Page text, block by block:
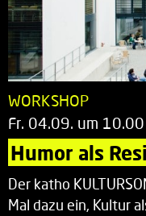
WORKSHOP
Fr. 04.09. um
Humor als
Der katho
Mal dazu ein, Kultur